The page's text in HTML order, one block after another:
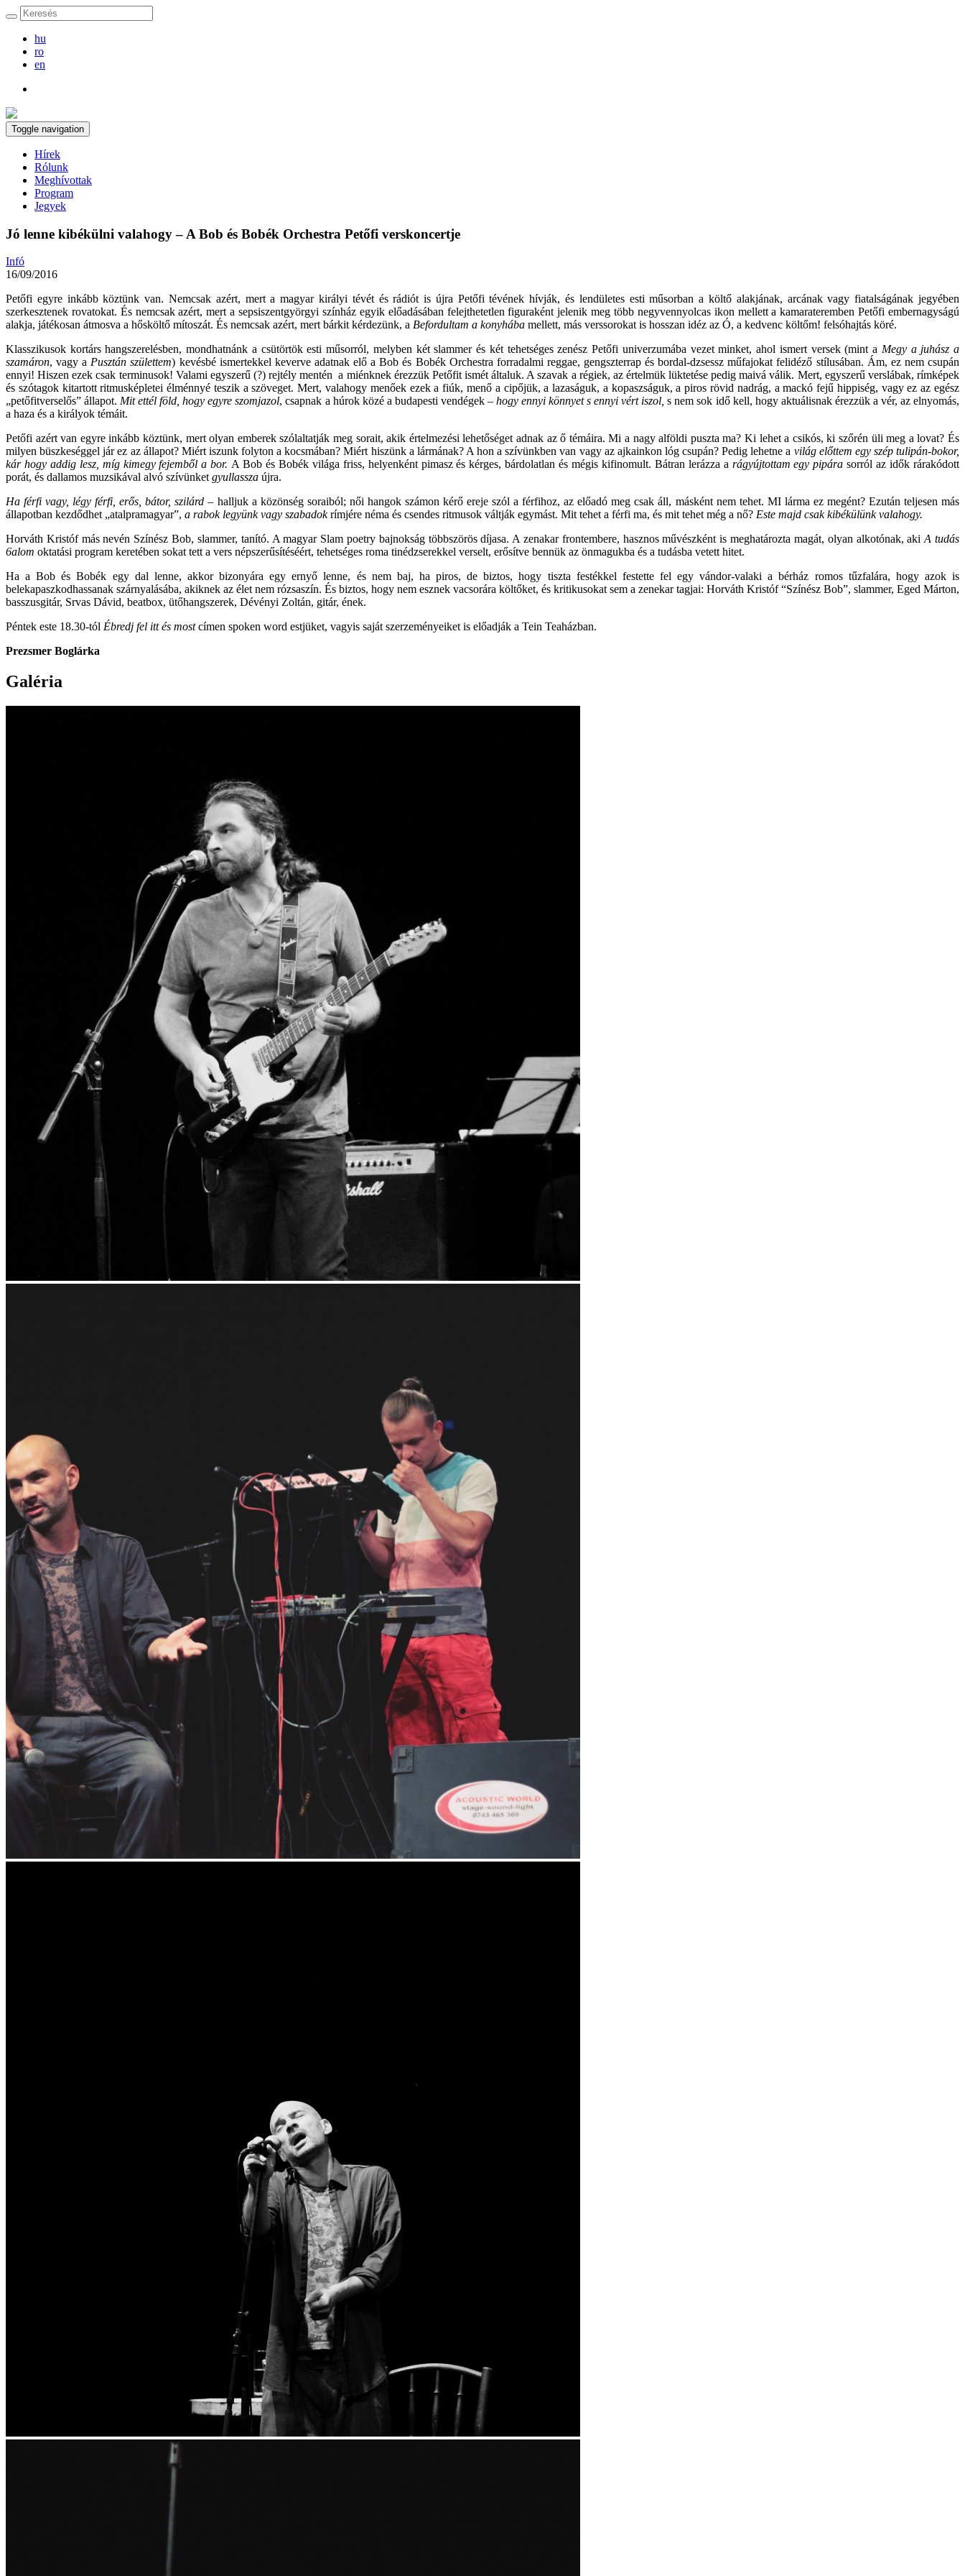
hu
ro
en
Toggle navigation
Hírek
Rólunk
Meghívottak
Program
Jegyek
Jó lenne kibékülni valahogy – A Bob és Bobék Orchestra Petőfi verskoncertje
Infó
16/09/2016
Petőfi egyre inkább köztünk van. Nemcsak azért, mert a magyar királyi tévét és rádiót is újra Petőfi tévének hívják, és lendületes esti műsorban a költő alakjának, arcának vagy fiatalságának jegyében
szerkesztenek rovatokat. És nemcsak azért, mert a sepsiszentgyörgyi színház egyik előadásában felejthetetlen figuraként jelenik meg több negyvennyolcas ikon mellett a kamarateremben Petőfi embernagyságú
alakja, játékosan átmosva a hősköltő mítoszát. És nemcsak azért, mert bárkit kérdezünk, a Befordultam a konyhába mellett, más verssorokat is hosszan idéz az Ó, a kedvenc költőm! felsóhajtás köré.
Klasszikusok kortárs hangszerelésben, mondhatnánk a csütörtök esti műsorról, melyben két slammer és két tehetséges zenész Petőfi univerzumába vezet minket, ahol ismert versek (mint a Megy a juhász a
szamáron, vagy aPusztán születtem) kevésbé ismertekkel keverve adatnak elő a Bob és Bobék Orchestra forradalmi reggae, gengszterrap és bordal-dzsessz műfajokat felidéző stílusában. Ám, ez nem csupán
ennyi! Hiszen ezek csak terminusok! Valami egyszerű (?) rejtély mentén a miénknek érezzük Petőfit ismét általuk. A szavak a régiek, az értelmük lüktetése pedig maivá válik. Mert, egyszerű verslábak, rímképek
és szótagok kitartott ritmusképletei élménnyé teszik a szöveget. Mert, valahogy menőek ezek a fiúk, menő a cipőjük, a lazaságuk, a kopaszságuk, a piros rövid nadrág, a mackó fejű hippiség, vagy ez az egész
„petőfitverselős” állapot.Mit ettél föld, hogy egyre szomjazol, csapnak a húrok közé a budapesti vendégek – hogy ennyi könnyet s ennyi vért iszol,s nem sok idő kell, hogy aktuálisnak érezzük a vér, az elnyomás,
a haza és a királyok témáit.
Petőfi azért van egyre inkább köztünk, mert olyan emberek szólaltatják meg sorait, akik értelmezési lehetőséget adnak az ő témáira. Mi a nagy alföldi puszta ma? Ki lehet a csikós, ki szőrén üli meg a lovat? És
milyen büszkeséggel jár ez az állapot? Miért iszunk folyton a kocsmában? Miért hiszünk a lármának? A hon a szívünkben van vagy az ajkainkon lóg csupán? Pedig lehetne a világ előttem egy szép tulipán-bokor,
kár hogy addig lesz, míg kimegy fejemből a bor.A Bob és Bobék világa friss, helyenként pimasz és kérges, bárdolatlan és mégis kifinomult. Bátran lerázza a rágyújtottam egy pipára sorról az idők rárakódott
porát, és dallamos muzsikával alvó szívünketgyullassza újra.
Ha férfi vagy, légy férfi, erős, bátor, szilárd– halljuk a közönség soraiból; női hangok számon kérő ereje szól a férfihoz, az előadó meg csak áll, másként nem tehet. MI lárma ez megént? Ezután teljesen más
állapotban kezdődhet „atalpramagyar”, a rabok legyünk vagy szabadokrímjére néma és csendes ritmusok váltják egymást. Mit tehet a férfi ma, és mit tehet még a nő? Este majd csak kibékülünk valahogy.
Horváth Kristóf más nevén Színész Bob, slammer, tanító. A magyar Slam poetry bajnokság többszörös díjasa. A zenakar frontembere, hasznos művészként is meghatározta magát, olyan alkotónak, akiA tudás
6alom oktatási program keretében sokat tett a vers népszerűsítéséért, tehetséges roma tinédzserekkel verselt, erősítve bennük az önmagukba és a tudásba vetett hitet.
Ha a Bob és Bobék egy dal lenne, akkor bizonyára egy ernyő lenne, és nem baj, ha piros, de biztos, hogy tiszta festékkel festette fel egy vándor-valaki a bérház romos tűzfalára, hogy azok is
belekapaszkodhassanak szárnyalásába, akiknek az élet nem rózsaszín. És biztos, hogy nem esznek vacsorára költőket, és kritikusokat sem a zenekar tagjai: Horváth Kristóf “Színész Bob”, slammer, Eged Márton,
basszusgitár, Srvas Dávid, beatbox, ütőhangszerek, Dévényi Zoltán, gitár, ének.
Péntek este 18.30-tól Ébredj fel itt és mostcímen spoken word estjüket, vagyis saját szerzeményeiket is előadják a Tein Teaházban.
Prezsmer Boglárka
Galéria